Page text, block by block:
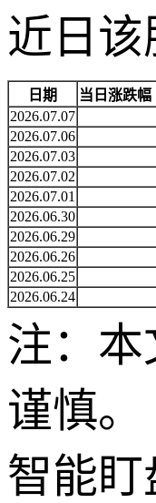
近日该
日期 当日涨跌幅
2026.07.07
2026.07.06
2026.07.03
2026.07.02
2026.07.01
2026.06.30
2026.06.29
2026.06.26
2026.06.25
2026.06.24
注：
谨慎。
智能盯